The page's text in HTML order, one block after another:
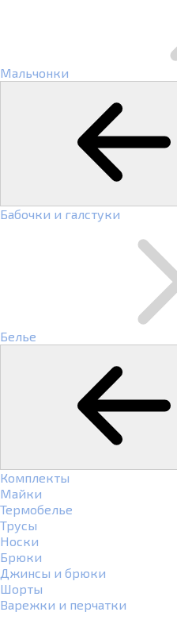
Мальчонки
Бабочки и галстуки
Белье
Комплекты
Майки
Термобелье
Трусы
Носки
Брюки
Джинсы и брюки
Шорты
Варежки и перчатки